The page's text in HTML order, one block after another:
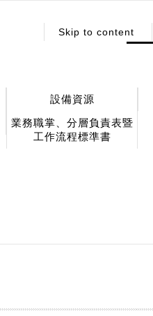
Skip to content
設備資源
業務職掌、分層負責表暨
工作流程標準書